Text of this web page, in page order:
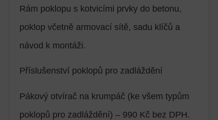
Rám poklopu s kotvicími prvky do betonu,
poklop včetně armovací sítě, sadu klíčů a
návod k montáži.
Příslušenství poklopů pro zadláždění
Pákový otvírač na krumpáč (ke všem typům
poklopů pro zadláždění) – 990 Kč bez DPH.